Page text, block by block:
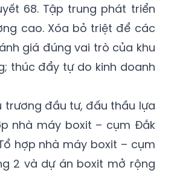
68. Tập trung phát triển
cao. Xóa bỏ triệt để các
giá đúng vai trò của khu
thúc đẩy tự do kinh doanh
trương đầu tư, đấu thầu lựa
nhà máy boxit – cụm Đắk
hợp nhà máy boxit – cụm
2 và dự án boxit mở rộng